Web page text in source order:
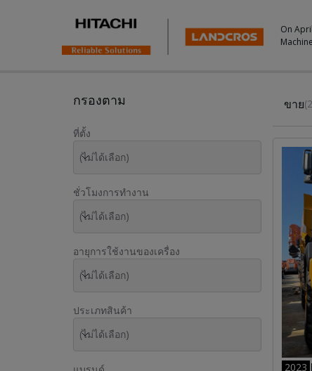
On
กรองตาม
ที่ตั้ง
(ไม่ได้เลือก)
ชั่วโมงการทำงาน
(ไม่ได้เลือก)
อายุการใช้งานของเครื่อง
(ไม่ได้เลือก)
ประเภทสินค้า
(ไม่ได้เลือก)
ขาย
2023